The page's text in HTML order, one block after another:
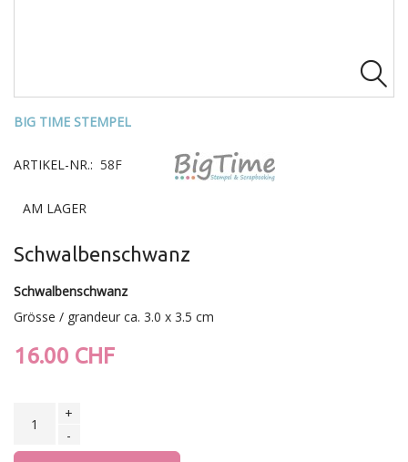

BIG TIME STEMPEL
ARTIKEL-NR.: 58F
AM LAGER
Schwalbenschwanz
Schwalbenschwanz
Grösse / grandeur ca. 3.0 x 3.5 cm
16.00 CHF
+
-